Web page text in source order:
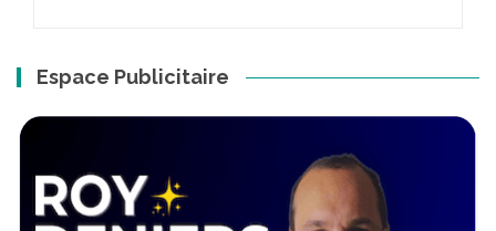
Espace Publicitaire